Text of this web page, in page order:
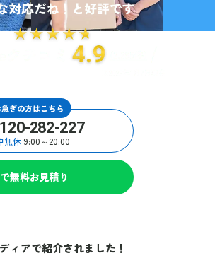
急ぎの方はこちら
282-227
無休 9:00～20:00
無料お見積り
ィアで紹介されました！